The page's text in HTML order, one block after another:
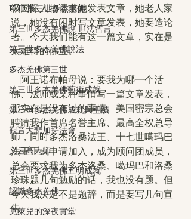
H.H.第三世多杰羌佛
第三世多杰羌佛說 世法哲言
第三世多杰羌佛說法
多杰羌佛第三世
第三世多杰羌佛藝術成就
第三世多杰羌佛成就與聖蹟
觀音大悲加持法會
义云高大师
第三世多杰羌佛五明成就
認識多杰羌佛
克萊兒的深夜實堂
级国际人物请求她发表文章，她老人家
说，她没有闲时写文章发表，她要造论
著。今天我们能有这一篇文章，实在是
太难得的佛宝。
阿王诺布帕母说：要我为哪一个活
佛、法师或某种事情写一篇文章发表，
那实在是没有过的事情。美国密宗总会
聘请我作首席名誉主席、最高全权总导
师，同时多杰洛桑法王、十七世噶玛巴
法王正式申请加入，成为顾问团成员，
总会要求我为多杰洛桑、噶玛巴和洛桑
珍珠题几句勉励的话，我也没有题。但
今天我决定不是题辞，而是要写几句宣
告。